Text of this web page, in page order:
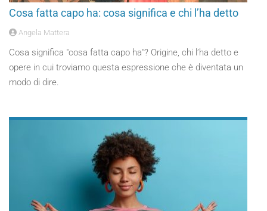
Cosa fatta capo ha: cosa significa e chi l’ha detto
Angela Mattera
Cosa significa "cosa fatta capo ha"? Origine, chi l’ha detto e
opere in cui troviamo questa espressione che è diventata un
modo di dire.